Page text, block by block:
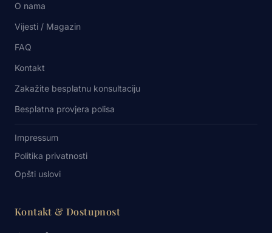
O nama
Vijesti / Magazin
FAQ
Kontakt
Zakažite besplatnu konsultaciju
Besplatna provjera polisa
Impressum
Politika privatnosti
Opšti uslovi
Kontakt & Dostupnost